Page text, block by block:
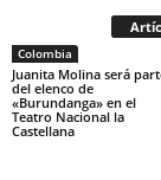
Colombia
Juanita Molina será
del elenco de
«Burundanga» en el
Teatro Nacional la
Castellana